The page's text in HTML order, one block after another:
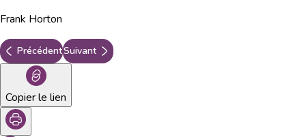
Frank Horton
PrécédentSuivant
Copier le lien